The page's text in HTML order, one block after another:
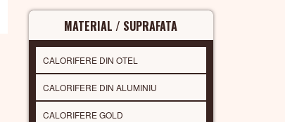
MATERIAL / SUPRAFATA
CALORIFERE DIN OTEL
CALORIFERE DIN ALUMINIU
CALORIFERE GOLD